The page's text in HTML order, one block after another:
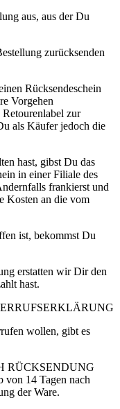
aus, aus der Du
zurücksenden
Rücksendeschein
Vorgehen
zur
als Käufer jedoch die
hast, gibst Du das
in einer Filiale des
frankierst und
Kosten an die vom
ist, bekommst Du
erstatten wir Dir den
hast.
wollen, gibt es
RÜCKSENDUNG
von 14 Tagen nach
der Ware.